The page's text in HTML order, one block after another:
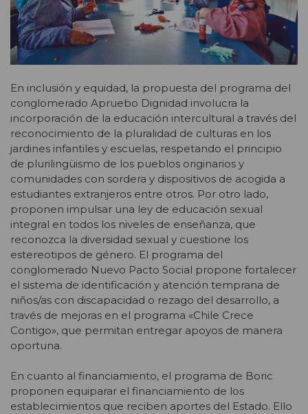
En inclusión y equidad, la propuesta del programa del
conglomerado Apruebo Dignidad involucra la
incorporación de la educación intercultural a través del
reconocimiento de la pluralidad de culturas en los
jardines infantiles y escuelas, respetando el principio
de plurilingüismo de los pueblos originarios y
comunidades con sordera y dispositivos de acogida a
estudiantes extranjeros entre otros. Por otro lado,
proponen impulsar una ley de educación sexual
integral en todos los niveles de enseñanza, que
reconozca la diversidad sexual y cuestione los
estereotipos de género. El programa del
conglomerado Nuevo Pacto Social propone fortalecer
el sistema de identificación y atención temprana de
niños/as con discapacidad o rezago del desarrollo, a
través de mejoras en el programa «Chile Crece
Contigo», que permitan entregar apoyos de manera
oportuna.
En cuanto al financiamiento, el programa de Boric
proponen equiparar el financiamiento de los
establecimientos que reciben aportes del Estado. Ello